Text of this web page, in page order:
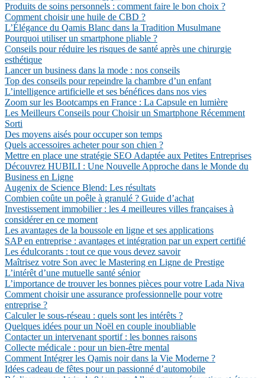
Produits de soins personnels : comment faire le bon choix ?
Comment choisir une huile de CBD ?
L’Élégance du Qamis Blanc dans la Tradition Musulmane
Pourquoi utiliser un smartphone pliable ?
Conseils pour réduire les risques de santé après une chirurgie
esthétique
Lancer un business dans la mode : nos conseils
Top des conseils pour repeindre la chambre d’un enfant
L’intelligence artificielle et ses bénéfices dans nos vies
Zoom sur les Bootcamps en France : La Capsule en lumière
Les Meilleurs Conseils pour Choisir un Smartphone Récemment
Sorti
Des moyens aisés pour occuper son temps
Quels accessoires acheter pour son chien ?
Mettre en place une stratégie SEO Adaptée aux Petites Entreprises
Découvrez HUBILI : Une Nouvelle Approche dans le Monde du
Business en Ligne
Augenix de Science Blend: Les résultats
Combien coûte un poêle à granulé ? Guide d’achat
Investissement immobilier : les 4 meilleures villes françaises à
considérer en ce moment
Les avantages de la boussole en ligne et ses applications
SAP en entreprise : avantages et intégration par un expert certifié
Les édulcorants : tout ce que vous devez savoir
Maîtrisez votre Son avec le Mastering en Ligne de Prestige
L’intérêt d’une mutuelle santé sénior
L’importance de trouver les bonnes pièces pour votre Lada Niva
Comment choisir une assurance professionnelle pour votre
entreprise ?
Calculer le sous-réseau : quels sont les intérêts ?
Quelques idées pour un Noël en couple inoubliable
Contacter un intervenant sportif : les bonnes raisons
Collecte médicale : pour un bien-être mental
Comment Intégrer les Qamis noir dans la Vie Moderne ?
Idées cadeau de fêtes pour un passionné d’automobile